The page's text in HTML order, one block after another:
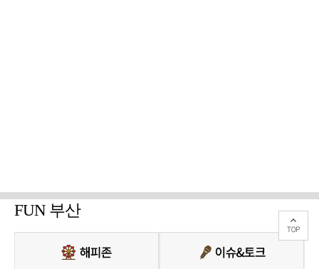
FUN 부산